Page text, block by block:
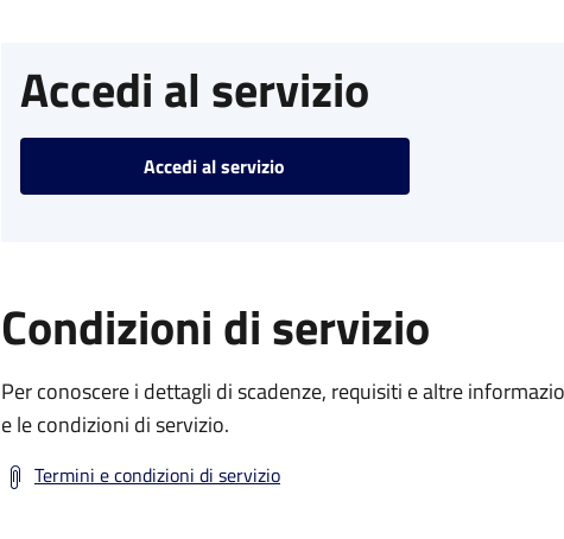
Accedi al servizio
Accedi al servizio
Condizioni di servizio
Per conoscere i dettagli di scadenze, requisiti e altre
e le condizioni di servizio.
Termini e condizioni di servizio